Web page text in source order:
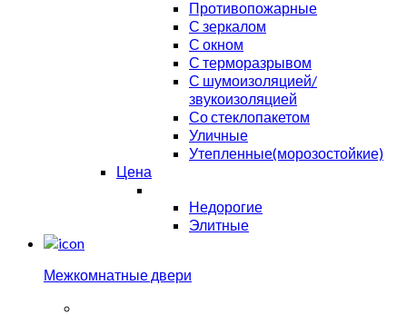
Противопожарные
С зеркалом
С окном
С терморазрывом
С шумоизоляцией/
звукоизоляцией
Со стеклопакетом
Уличные
Утепленные(морозостойкие)
Цена
Недорогие
Элитные
Межкомнатные двери